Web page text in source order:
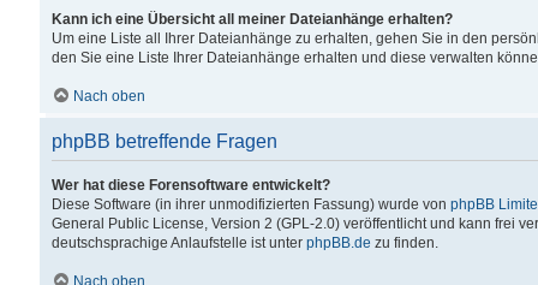
Kann ich eine Übersicht all meiner Dateianhänge erhalten?
Um eine Liste all Ihrer Dateianhänge zu erhalten, gehen Sie in den
den Sie eine Liste Ihrer Dateianhänge erhalten und diese verwalten
Nach oben
phpBB betreffende Fragen
Wer hat diese Forensoftware entwickelt?
Diese Software (in ihrer unmodifizierten Fassung) wurde von phpBB
General Public License, Version 2 (GPL-2.0) veröffentlicht und kann frei
deutschsprachige Anlaufstelle ist unter phpBB.de zu finden.
Nach oben